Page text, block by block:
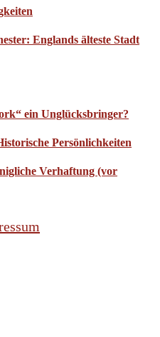
Englands älteste Stadt
ein Unglücksbringer?
Persönlichkeiten
Verhaftung (vor